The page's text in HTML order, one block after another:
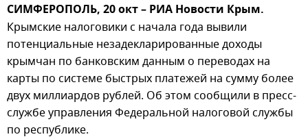
СИМФЕРОПОЛЬ, 20 окт – РИА Новости Крым.
Крымские налоговики с начала года вывили
потенциальные незадекларированные доходы
крымчан по банковским данным о переводах на
карты по системе быстрых платежей на сумму более
двух миллиардов рублей. Об этом сообщили в пресс-
службе управления Федеральной налоговой службы
по республике.